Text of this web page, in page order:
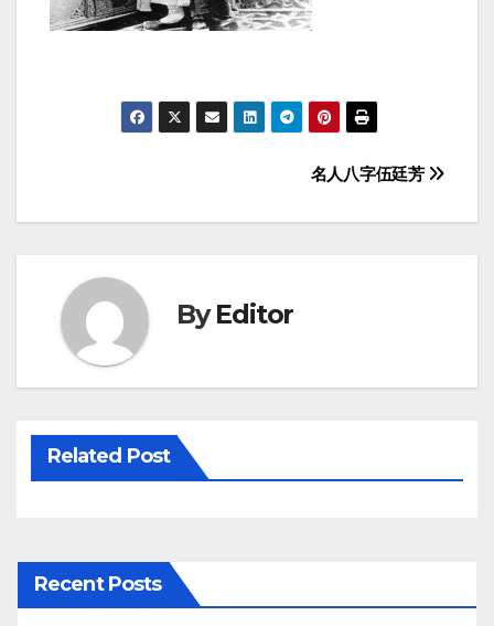
navigation
名人八字伍廷芳
ByEditor
Related Post
Recent Posts